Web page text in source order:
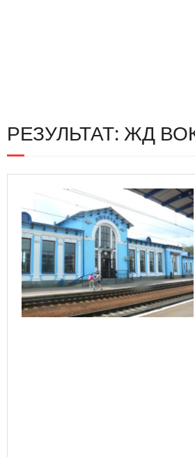
РЕЗУЛЬТАТ: ЖД